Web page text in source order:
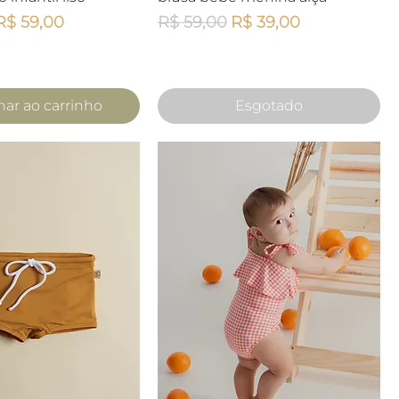
promocional
59,00
ao carrinho
Preço normal
R$ 59,00 Preço promocional
R$ 39,00
Esgotado